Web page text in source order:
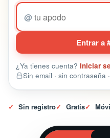
@
Entrar a
¿Ya tienes cuenta? Iniciar
Sin email · sin contraseña
✓ Sin registro✓ Gratis✓